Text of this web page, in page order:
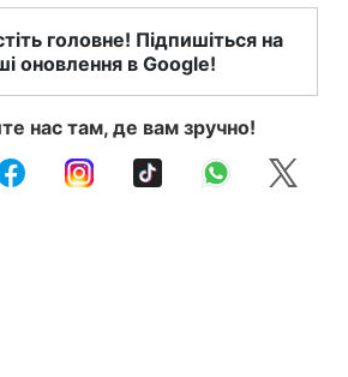
головне! Підпишіться на
оновлення в Google!
нас там, де вам зручно!